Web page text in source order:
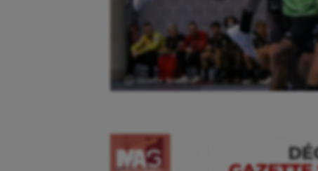
Ⓒ Gazette Sports